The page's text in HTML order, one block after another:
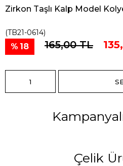
Zirkon Taşlı Kalp Model
(TB21-0614)
18 165,00 TL
Çelik